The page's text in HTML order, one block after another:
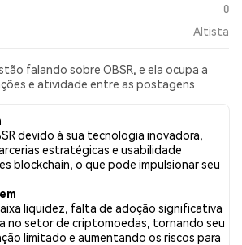
0
Altista
falando sobre OBSR, e ela ocupa a
e atividade entre as postagens
sociais foi Altista. Por fim, foram
notícias sobre OBSR. No Twitter, NaN%
um sentimento otimista em
dos tweets com sentimento pessimista
tweets foram neutros em relação a
são baseados em 0 tweets.
devido à sua tecnologia inovadora,
estratégicas e usabilidade
blockchain, o que pode impulsionar seu
liquidez, falta de adoção significativa
no setor de criptomoedas, tornando seu
limitado e aumentando os riscos para